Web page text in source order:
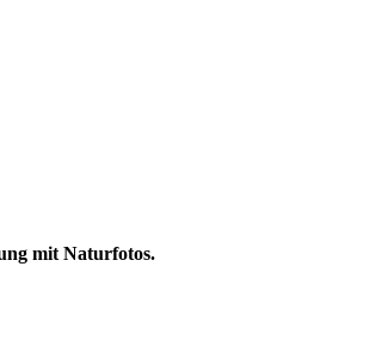
mit Naturfotos.